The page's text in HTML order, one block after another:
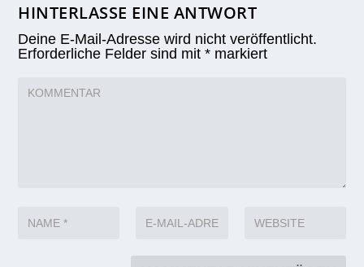
HINTERLASSE EINE ANTWORT
Deine E-Mail-Adresse wird nicht veröffentlicht.
Erforderliche Felder sind mit* markiert